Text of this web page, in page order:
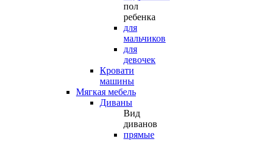
пол
ребенка
для
мальчиков
для
девочек
Кровати
машины
Мягкая мебель
Диваны
Вид
диванов
прямые